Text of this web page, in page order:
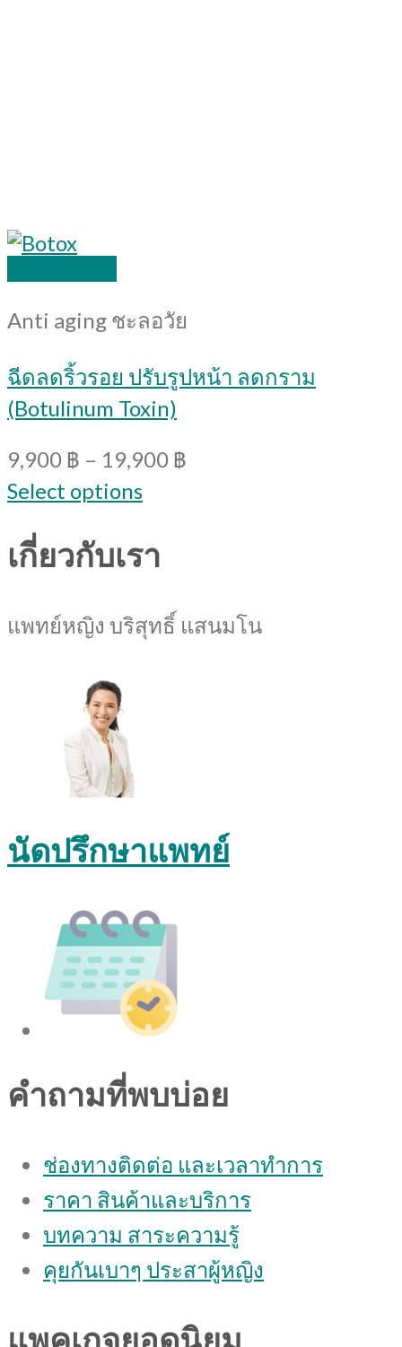
Anti aging ชะลอวัย
ฉีดลดริ้วรอย ปรับรูปหน้า ลดกราม
(Botulinum Toxin)
9,900 ฿ – 19,900 ฿
Select options
เกี่ยวกับเรา
แพทย์หญิง บริสุทธิ์ แสนมโน
นัดปรึกษาแพทย์
คำถามที่พบบ่อย
ช่องทางติดต่อ และเวลาทำการ
ราคา สินค้าและบริการ
บทความ สาระความรู้
คุยกันเบาๆ ประสาผู้หญิง
แพคเกจยอดนิยม